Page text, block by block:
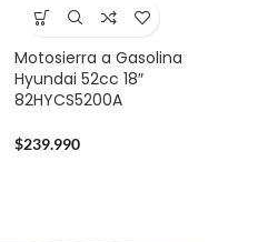
Motosierra a Gasolina
Hyundai 52cc 18″
82HYCS5200A
$239.990